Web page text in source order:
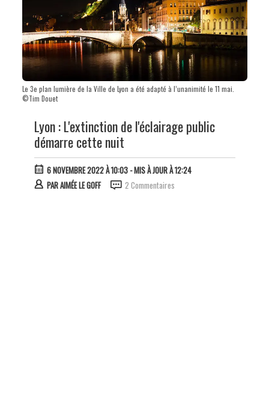
Le 3e plan lumière de la Ville de Lyon a été adapté à l’unanimité le 11 mai.
©Tim Douet
Lyon : L'extinction de l'éclairage public
démarre cette nuit
6 NOVEMBRE 2022 À 10:03- MIS À JOUR À 12:24
PARAIMÉE LE GOFF 2 Commentaires